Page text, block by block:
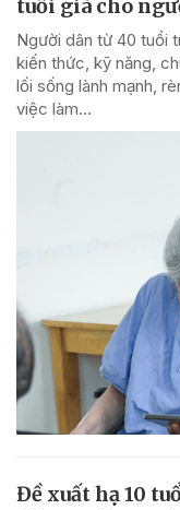
tuổi già cho
Người dân từ 40 tuổi
kiến thức, kỹ năng,
lối sống lành mạnh,
việc làm...
Đề xuất hạ 10